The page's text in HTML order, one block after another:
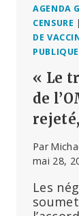
AGENDA
CENSURE |
DE
PUBLIQUE
« Le
de
Par
mai 28,
Les